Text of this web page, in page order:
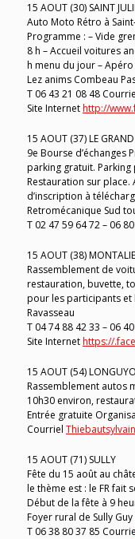
15 AOUT (30) SAINT
Auto Moto Rétro à
Programme : – Vide
8 h – Accueil voitures
h menu du jour –
Lez anims Combeau
T 06 43 21 08 48
Site Internethttp://
15 AOUT (37) LE GRAND
9e Bourse
parking gratuit.
Restauration sur
d’inscription à
Retromécanique Sud
T 02 47 59 64 72 – 06
15 AOUT (38)
Rassemblement de
restauration, buvette,
pour les participants et
Ravasseau
T 04 74 88 42 33 – 06
Site Internethttps://
15 AOUT (54)
Rassemblement autos
10h30 environ,
Entrée gratuite
Courriel
15 AOUT (71) SULLY
Fête du 15 août au
le thème est : le FR fait
Début de la fête à 9
Foyer rural de Sully
T 06 38 80 37 85